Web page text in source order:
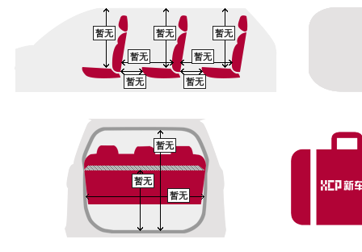
暂无 暂无 暂无
暂无
暂无 暂无
暂无
暂无
暂无
暂无